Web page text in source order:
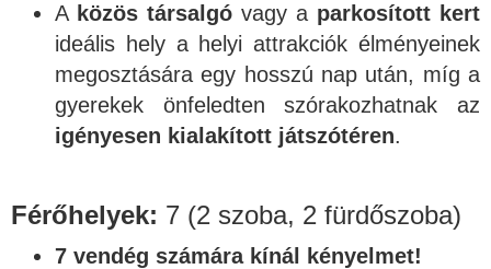
A közös társalgó vagy a parkosított kert
ideális hely a helyi attrakciók élményeinek
megosztására egy hosszú nap után, míg a
gyerekek önfeledten szórakozhatnak az
igényesen kialakított játszótéren.
Férőhelyek: 7 (2 szoba, 2 fürdőszoba)
7 vendég számára kínál kényelmet!